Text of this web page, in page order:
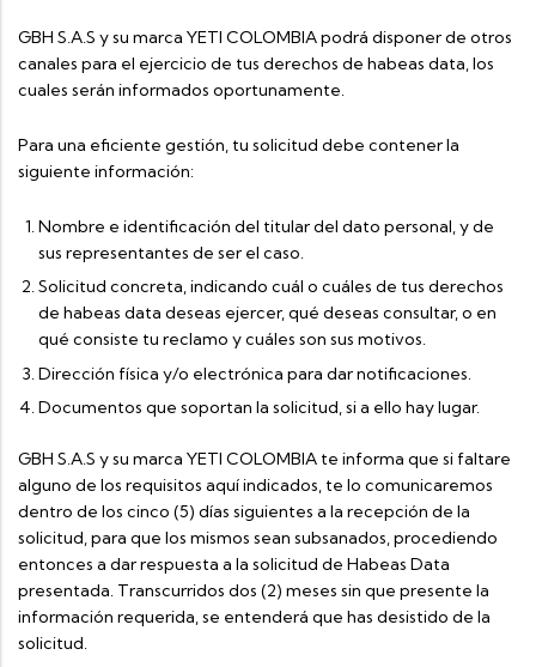
GBH S.A.S y su marca YETI COLOMBIA podrá disponer de otros
canales para el ejercicio de tus derechos de habeas data, los
cuales serán informados oportunamente.
Para una eficiente gestión, tu solicitud debe contener la
siguiente información:
Nombre e identificación del titular del dato personal, y de
sus representantes de ser el caso.
Solicitud concreta, indicando cuál o cuáles de tus derechos
de habeas data deseas ejercer, qué deseas consultar, o en
qué consiste tu reclamo y cuáles son sus motivos.
Dirección física y/o electrónica para dar notificaciones.
Documentos que soportan la solicitud, si a ello hay lugar.
GBH S.A.S y su marca YETI COLOMBIA te informa que si faltare
alguno de los requisitos aquí indicados, te lo comunicaremos
dentro de los cinco (5) días siguientes a la recepción de la
solicitud, para que los mismos sean subsanados, procediendo
entonces a dar respuesta a la solicitud de Habeas Data
presentada. Transcurridos dos (2) meses sin que presente la
información requerida, se entenderá que has desistido de la
solicitud.